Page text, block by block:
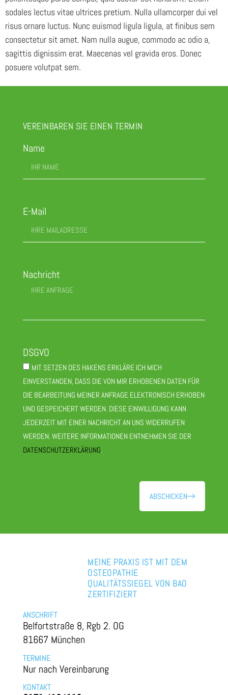
sodales lectus vitae ultrices pretium. Nulla ullamcorper dui vel
risus ornare luctus. Nunc euismod ligula ligula, at finibus sem
consectetur sit amet. Nam nulla augue, commodo ac odio a,
sagittis dignissim erat. Maecenas vel gravida eros. Donec
posuere volutpat sem.
VEREINBAREN SIE EINEN TERMIN
Name
E-Mail
Nachricht
DSGVO
MIT SETZEN DES HAKENS ERKLÄRE ICH MICH
EINVERSTANDEN, DASS DIE VON MIR ERHOBENEN DATEN FÜR
DIE BEARBEITUNG MEINER ANFRAGE ELEKTRONISCH ERHOBEN
UND GESPEICHERT WERDEN. DIESE EINWILLIGUNG KANN
JEDERZEIT MIT EINER NACHRICHT AN UNS WIDERRUFEN
WERDEN. WEITERE INFORMATIONEN ENTNEHMEN SIE DER
DATENSCHUTZERKLÄRUNG
ABSCHICKEN
MEINE PRAXIS IST MIT DEM
OSTEOPATHIE
QUALITÄTSSIEGEL VON BAO
ZERTIFIZIERT
ANSCHRIFT
Belfortstraße 8, Rgb 2. OG
81667 München
TERMINE
Nur nach Vereinbarung
KONTAKT